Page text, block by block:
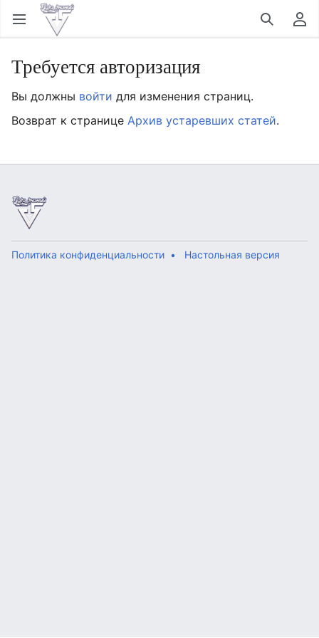
Открыть главное меню Найти Пользовательское меню
Требуется авторизация
Вы должны войти для изменения страниц.
Возврат к странице Архив устаревших статей.
Политика конфиденциальности Настольная версия